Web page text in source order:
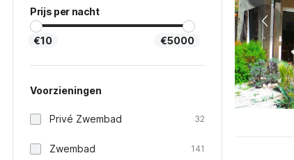
Prijs per nacht
€10 €5000
Voorzieningen
Privé Zwembad 32
Zwembad 141